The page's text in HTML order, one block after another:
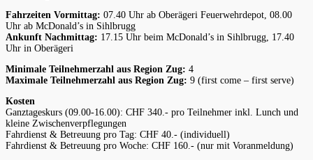
Fahrzeiten Vormittag: 07.40 Uhr ab Oberägeri Feuerwehrdepot, 08.00
Uhr ab McDonald’s in Sihlbrugg
Ankunft Nachmittag: 17.15 Uhr beim McDonald’s in Sihlbrugg, 17.40
Uhr in Oberägeri
Minimale Teilnehmerzahl aus Region Zug: 4
Maximale Teilnehmerzahl aus Region Zug: 9 (first come – first serve)
Kosten
Ganztageskurs (09.00-16.00): CHF 340.- pro Teilnehmer inkl. Lunch und
kleine Zwischenverpflegungen
Fahrdienst & Betreuung pro Tag: CHF 40.- (individuell)
Fahrdienst & Betreuung pro Woche: CHF 160.- (nur mit Voranmeldung)